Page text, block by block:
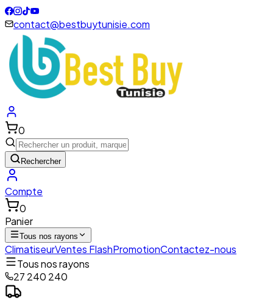
contact@bestbuytunisie.com
0
Rechercher
Compte
0
Panier
Tous nos rayons
ClimatiseurVentes FlashPromotionContactez-nous
Tous nos rayons
27 240 240